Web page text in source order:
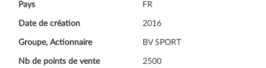
Pays FR
Date de création 2016
Groupe, Actionnaire BV SPORT
Nb de points de vente 2500